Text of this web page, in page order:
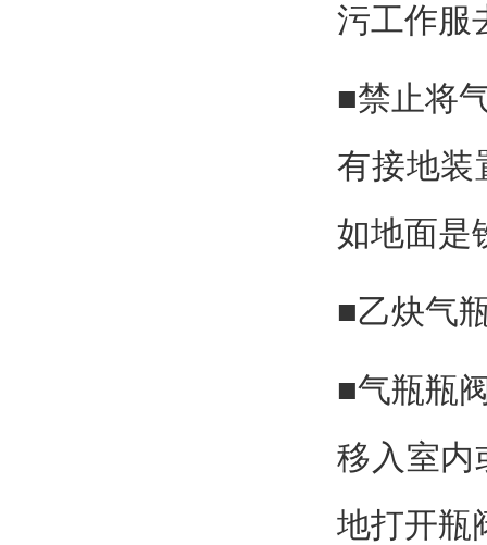
污工作服
■禁止将
有接地装
如地面是
■乙炔气
■气瓶瓶
移入室内
地打开瓶